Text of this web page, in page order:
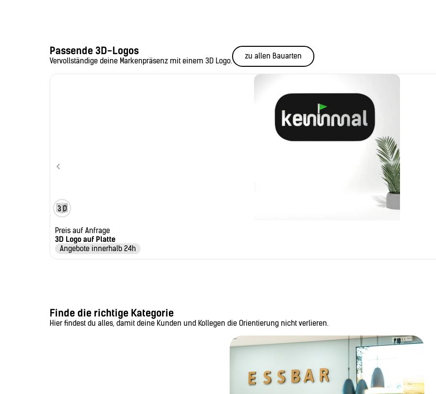
Passende 3D-Logos
Vervollständige deine Markenpräsenz mit einem 3D Logo.
zu allen Bauarten
Preis auf Anfrage
3D Logo auf Platte
Angebote innerhalb 24h
Finde die richtige Kategorie
Hier findest du alles, damit deine Kunden und Kollegen die Orientierung nicht verlieren.